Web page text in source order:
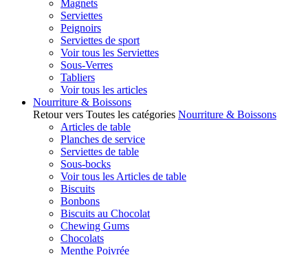
Magnets
Serviettes
Peignoirs
Serviettes de sport
Voir tous les Serviettes
Sous-Verres
Tabliers
Voir tous les articles
Nourriture & Boissons
Retour vers Toutes les catégories Nourriture & Boissons
Articles de table
Planches de service
Serviettes de table
Sous-bocks
Voir tous les Articles de table
Biscuits
Bonbons
Biscuits au Chocolat
Chewing Gums
Chocolats
Menthe Poivrée